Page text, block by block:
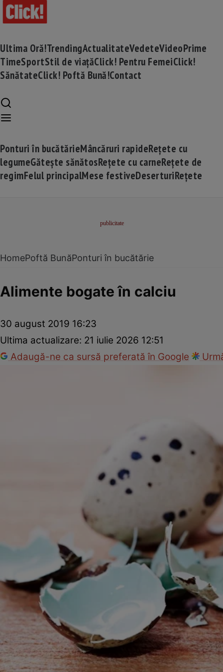
Ultima Oră!TrendingActualitateVedeteVideoPrime
TimeSportStil de viațăClick! Pentru FemeiClick!
SănătateClick! Poftă Bună!Contact
Ponturi în bucătărieMâncăruri rapideRețete cu
legumeGătește sănătosRețete cu carneRețete de
regimFelul principalMese festiveDeserturiRețete
HomePoftă BunăPonturi în bucătărie
Alimente bogate în calciu
30 august 2019 16:23
Ultima actualizare: 21 iulie 2026 12:51
Adaugă-ne ca sursă preferată în Google